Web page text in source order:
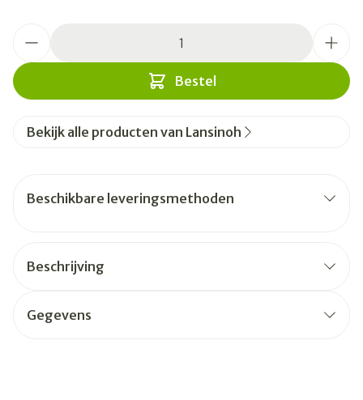
Bestel
Bekijk alle producten van Lansinoh
Beschikbare leveringsmethoden
Beschrijving
Gegevens